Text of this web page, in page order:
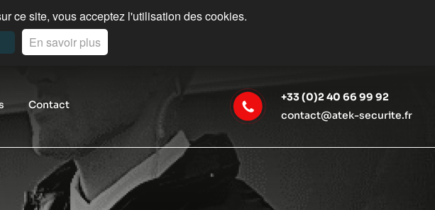
ce site, vous acceptez l'utilisation des cookies.
En savoir plus
Contact
+33 (0)2 40 66 99 92
contact@atek-securite.fr